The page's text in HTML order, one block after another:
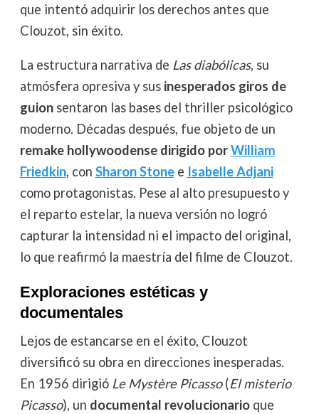
que intentó adquirir los derechos antes que
Clouzot, sin éxito.
La estructura narrativa de Las diabólicas, su
atmósfera opresiva y sus inesperados giros de
guionsentaron las bases del thriller psicológico
moderno. Décadas después, fue objeto de un
remake hollywoodense dirigido porWilliam
Friedkin, con Sharon Stonee Isabelle Adjani
como protagonistas. Pese al alto presupuesto y
el reparto estelar, la nueva versión no logró
capturar la intensidad ni el impacto del original,
lo que reafirmó la maestría del filme de Clouzot.
Exploraciones estéticas y
documentales
Lejos de estancarse en el éxito, Clouzot
diversificó su obra en direcciones inesperadas.
En 1956 dirigió Le Mystère Picasso(El misterio
Picasso), un documental revolucionarioque